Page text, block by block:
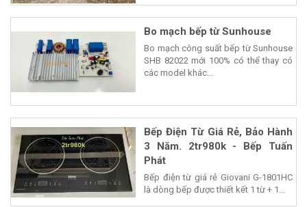
Bo mạch bếp từ Sunhouse
Bo mạch công suất bếp từ Sunhouse
SHB 82022 mới 100% có thể thay có
các model khác...
Bếp Điện Từ Giá Rẻ, Bảo Hành
3 Năm. 2tr980k - Bếp Tuấn
Phát
Bếp điện từ giá rẻ Giovani G-1801HC
là dòng bếp được thiết kết 1 từ + 1...